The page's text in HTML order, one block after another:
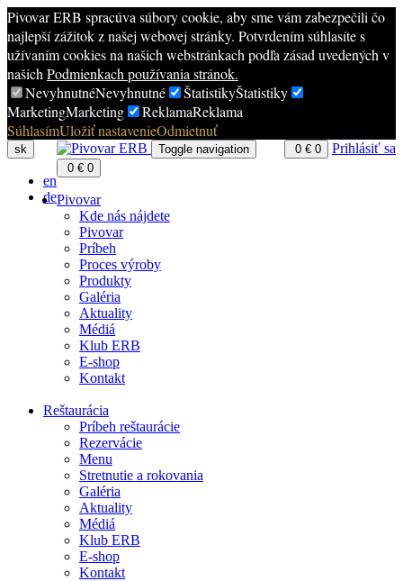
Pivovar ERB spracúva súbory cookie, aby sme vám zabezpečili čo
najlepší zážitok z našej webovej stránky. Potvrdením súhlasíte s
užívaním cookies na našich webstránkach podľa zásad uvedených v
našich Podmienkach používania stránok.
NevyhnutnéNevyhnutné ŠtatistikyŠtatistiky
MarketingMarketing ReklamaReklama
SúhlasímUložiť nastavenieOdmietnuť
sk
en
de
0 € 0 Prihlásiť sa
Toggle navigation
0 € 0
Pivovar
Kde nás nájdete
Pivovar
Príbeh
Proces výroby
Produkty
Galéria
Aktuality
Médiá
Klub ERB
E-shop
Kontakt
Reštaurácia
Príbeh reštaurácie
Rezervácie
Menu
Stretnutie a rokovania
Galéria
Aktuality
Médiá
Klub ERB
E-shop
Kontakt